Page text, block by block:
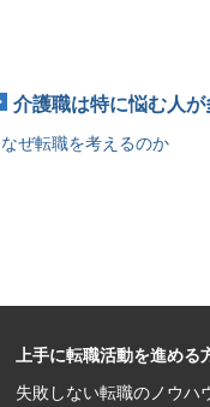
介護職は特に悩む人
なぜ転職を考えるのか
上手に転職活動を進める
失敗しない転職のノウハ